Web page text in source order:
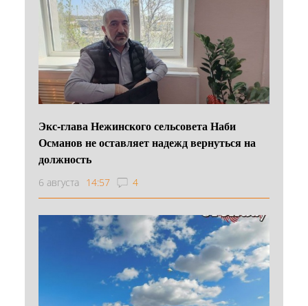
Экс-глава Нежинского сельсовета Наби
Османов не оставляет надежд вернуться на
должность
6 августа 14:57 4